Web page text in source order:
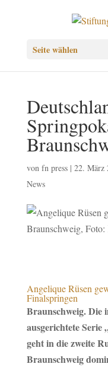
Seite wählen
von fn press| 22. März
News
Angelique Rüsen
Finalspringen
Braunschweig. Die
ausgerichtete Serie
geht in die zweite
Braunschweig